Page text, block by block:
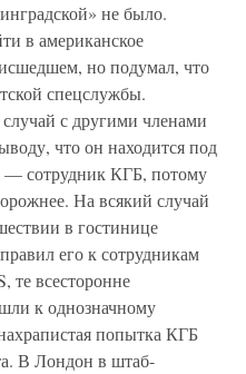
не было.
в американское
но подумал, что
спецслужбы.
с другими членами
что он находится под
— сотрудник КГБ, потому
На всякий случай
в гостинице
его к сотрудникам
те всесторонне
к однозначному
попытка КГБ
В Лондон в штаб-